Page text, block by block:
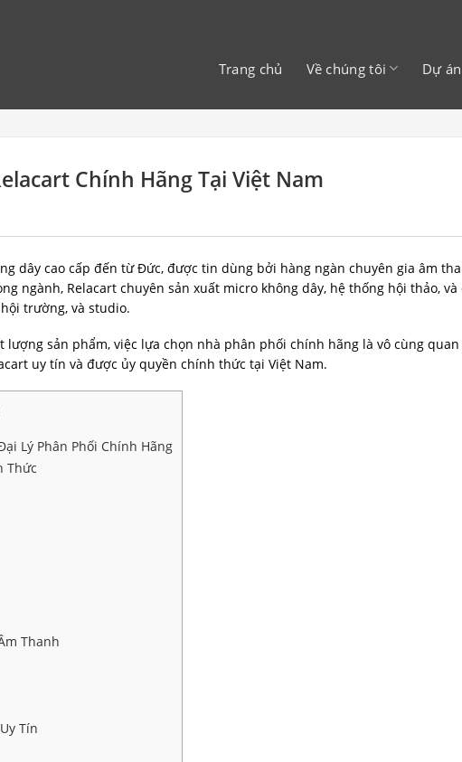
Trang chủ Về chúng tôi Dự án
Chính Hãng Tại Việt Nam
dây cao cấp đến từ Đức, được tin dùng bởi hàng ngàn chuyên gia âm
ngành, Relacart chuyên sản xuất micro không dây, hệ thống hội thảo, và
trường, và studio.
sản phẩm, việc lựa chọn nhà phân phối chính hãng là vô cùng
uy tín và được ủy quyền chính thức tại Việt Nam.
Lý Phân Phối Chính Hãng
Thức
Thanh
Tín